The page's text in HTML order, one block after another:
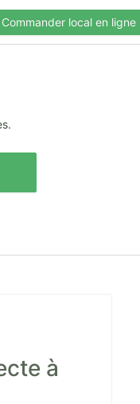
Commander local en ligne
à